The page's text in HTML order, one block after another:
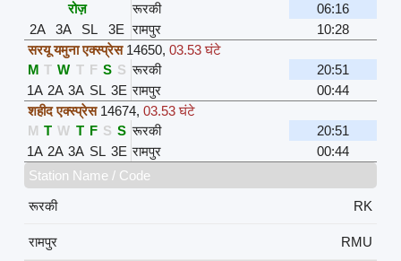
रोज़
रूरकी
06:16
2A
3A SL 3E रामपुर
10:28
सरयू यमुना एक्स्प्रेस 14650, 03.53 घंटे
M T W T F S S रूरकी
20:51
1A 2A 3A SL 3E रामपुर
00:44
शहीद एक्स्प्रेस 14674, 03.53 घंटे
M T W T F S S रूरकी
20:51
1A 2A 3A SL 3E रामपुर
00:44
Station Name / Code
रूरकी
RK
रामपुर
RMU